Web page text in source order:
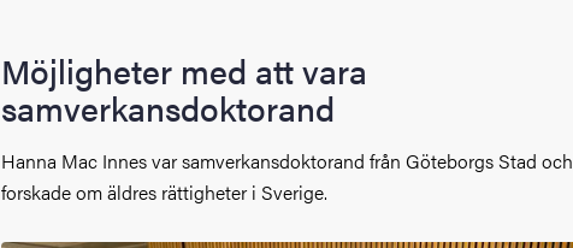
Möjligheter med att vara
samverkansdoktorand
Hanna Mac Innes var samverkansdoktorand från Göteborgs Stad och
forskade om äldres rättigheter i Sverige.